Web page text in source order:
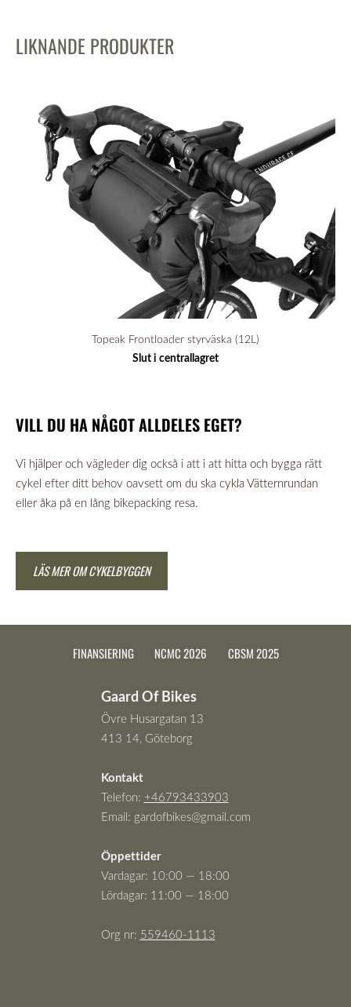
VILL DU HA NÅGOT ALLDELES EGET?
Vi hjälper och vägleder dig också i att i att hitta och bygga rätt
cykel efter ditt behov oavsett om du ska cykla Vätternrundan
eller åka på en lång bikepacking resa.
LÄS MER OM CYKELBYGGEN
LIKNANDE PRODUKTER
Topeak Frontloader styrväska (12L)
Slut i centrallagret
FINANSIERING NCMC 2026 CBSM 2025
Gaard Of Bikes
Övre Husargatan 13
413 14, Göteborg
Kontakt
Telefon: +46793433903
Email: gardofbikes@gmail.com
Öppettider
Vardagar: 10:00 — 18:00
Lördagar: 11:00 — 18:00
Org nr: 559460-1113